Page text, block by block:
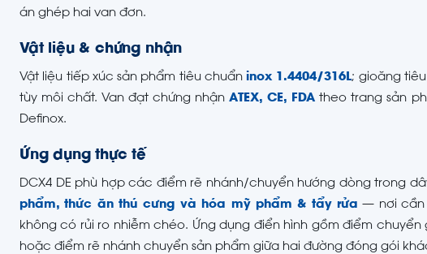
án ghép hai van đơn.
Vật liệu & chứng nhận
Vật liệu tiếp xúc sản phẩm tiêu chuẩn inox 1.4404/316L; gioăng
tùy môi chất. Van đạt chứng nhậnATEX, CE, FDA theo trang sản
Definox.
Ứng dụng thực tế
DCX4 DE phù hợp các điểm rẽ nhánh/chuyển hướng dòng trong
phẩm, thức ăn thú cưng và hóa mỹ phẩm & tẩy rửa — nơi cần
không có rủi ro nhiễm chéo. Ứng dụng điển hình gồm điểm
hoặc điểm rẽ nhánh chuyển sản phẩm giữa hai đường đóng gói